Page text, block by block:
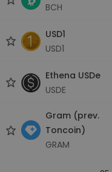
BCH
USD1
USD1
Ethena USDe
USDE
Gram (prev.
Toncoin)
GRAM